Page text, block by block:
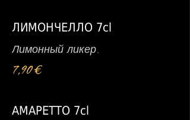
ЛИМОНЧЕЛЛО 7cl
Лимонный ликер.
7,90 €
АМАРЕТТО 7cl